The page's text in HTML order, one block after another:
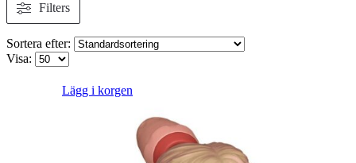
Filters
Sortera efter:
Visa:
Lägg i korgen